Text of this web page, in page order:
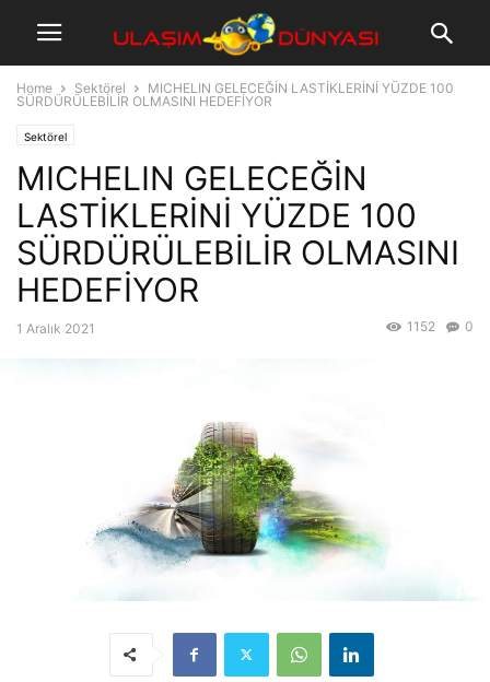
Home Sektörel
MICHELIN GELECEĞİN LASTİKLERİNİ YÜZDE 100
SÜRDÜRÜLEBİLİR OLMASINI HEDEFİYOR
Sektörel
MICHELIN GELECEĞİN
LASTİKLERİNİ YÜZDE 100
SÜRDÜRÜLEBİLİR OLMASINI
HEDEFİYOR
1 Aralık 2021 0
1152